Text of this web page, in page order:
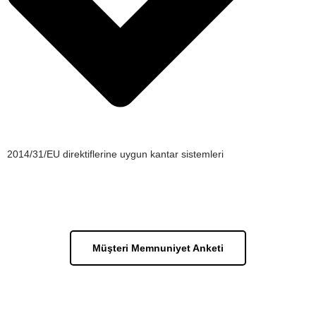
2014/31/EU direktiflerine uygun kantar sistemleri
Müşteri Memnuniyet Anketi